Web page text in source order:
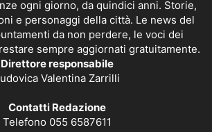
ogni giorno, da quindici anni. Storie,
e personaggi della città. Le news del
da non perdere, le voci dei
sempre aggiornati gratuitamente.
Direttore responsabile
Valentina Zarrilli
Contatti Redazione
Telefono 055 6587611